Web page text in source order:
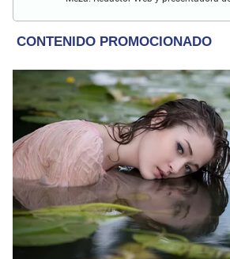
y espectáculos internacional.